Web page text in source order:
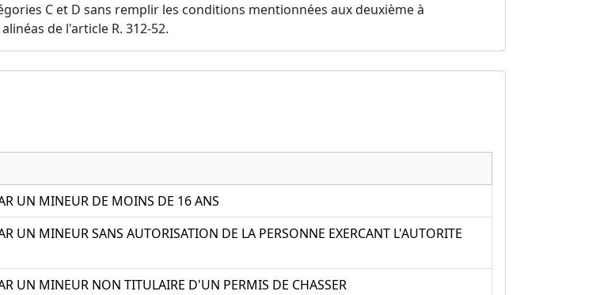
C et D sans remplir les conditions mentionnées aux deuxième à
de l'article R. 312-52.
UN MINEUR DE MOINS DE 16 ANS
UN MINEUR SANS AUTORISATION DE LA PERSONNE EXERCANT L'AUTORITE
UN MINEUR NON TITULAIRE D'UN PERMIS DE CHASSER